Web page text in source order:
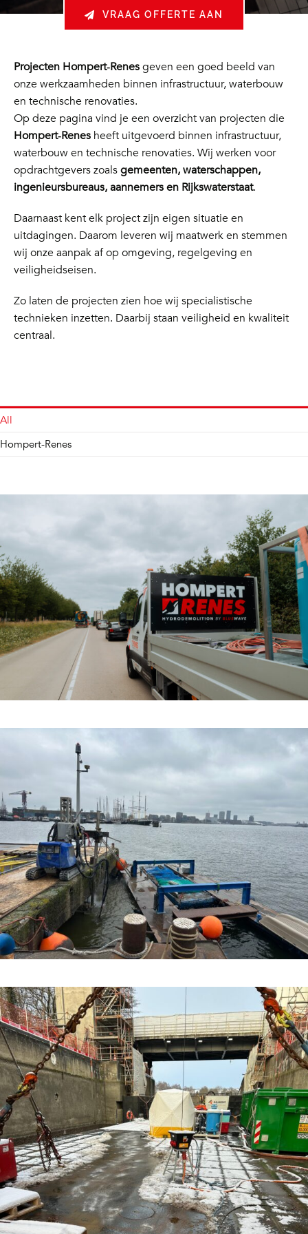
VRAAG OFFERTE AAN
Projecten Hompert‑Renesgeven een goed beeld van
onze werkzaamheden binnen infrastructuur, waterbouw
en technische renovaties.
Op deze pagina vind je een overzicht van projecten die
Hompert‑Renesheeft uitgevoerd binnen infrastructuur,
waterbouw en technische renovaties. Wij werken voor
opdrachtgevers zoalsgemeenten, waterschappen,
ingenieursbureaus, aannemers en Rijkswaterstaat.
Daarnaast kent elk project zijn eigen situatie en
uitdagingen. Daarom leveren wij maatwerk en stemmen
wij onze aanpak af op omgeving, regelgeving en
veiligheidseisen.
Zo laten de projecten zien hoe wij specialistische
technieken inzetten. Daarbij staan veiligheid en kwaliteit
centraal.
All
Hompert-Renes